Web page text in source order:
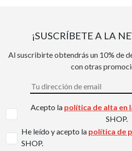
¡SUSCRÍBETE A LA
Al suscribirte obtendrás un 10% de
con otras
Acepto la política de alta en
SHOP.
He leído y acepto la política de
SHOP.